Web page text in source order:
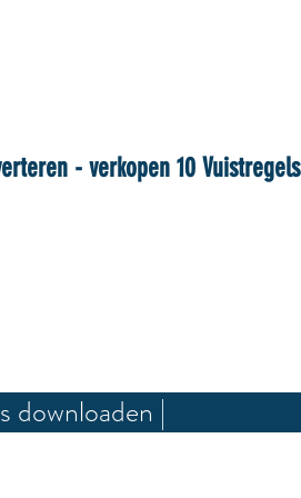
- verkopen 10 Vuistregels
downloaden |